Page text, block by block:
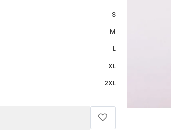
S
M
L
XL
2XL